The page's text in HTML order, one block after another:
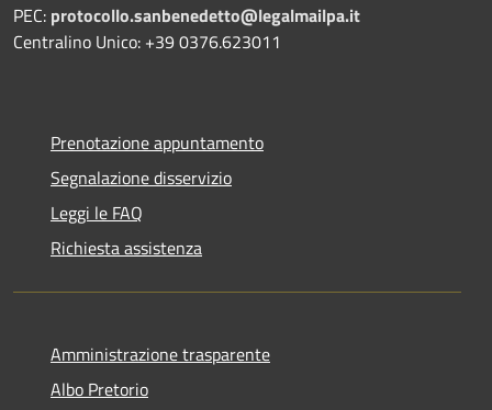
PEC: protocollo.sanbenedetto@legalmailpa.it
Centralino Unico: +39 0376.623011
Prenotazione appuntamento
Segnalazione disservizio
Leggi le FAQ
Richiesta assistenza
Amministrazione trasparente
Albo Pretorio